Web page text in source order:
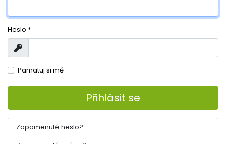
Heslo *
Zobrazit
Pamatuj si mě
Přihlásit se
Zapomenuté heslo?